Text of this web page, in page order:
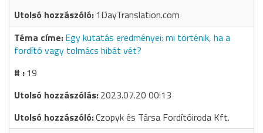
1DayTranslation.com
Egy kutatás eredményei: mi történik, ha a
fordító vagy tolmács hibát vét?
19
2023.07.20 00:13
Czopyk és Társa Fordítóiroda Kft.